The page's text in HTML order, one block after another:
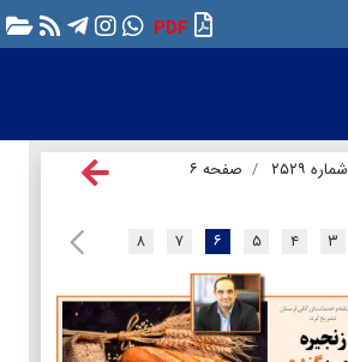
PDF
شماره ۲۵۲۹ صفحه ۶
۳ ۴ ۵ ۶ ۷ ۸